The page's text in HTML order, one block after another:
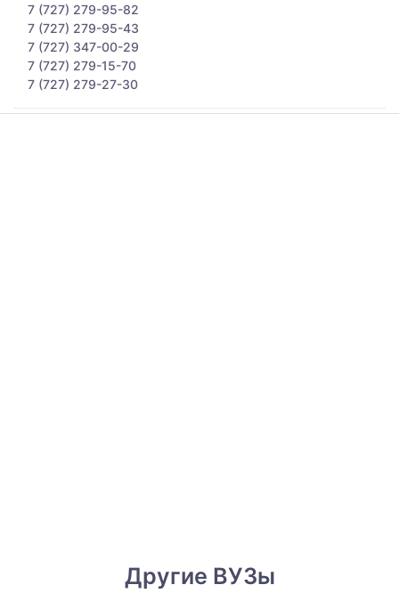
7 (727) 279-95-82
7 (727) 279-95-43
7 (727) 347-00-29
7 (727) 279-15-70
7 (727) 279-27-30
Другие ВУЗы